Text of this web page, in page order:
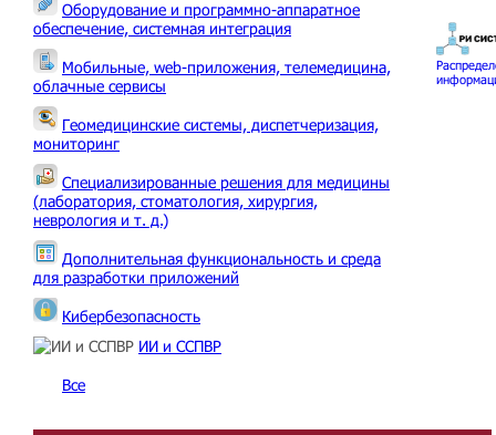
Оборудование и программно-аппаратное
обеспечение, системная интеграция
Мобильные, web-приложения, телемедицина,
облачные сервисы
Геомедицинские системы, диспетчеризация,
мониторинг
Специализированные решения для медицины
(лаборатория, стоматология, хирургия,
неврология и т. д.)
Дополнительная функциональность и среда
для разработки приложений
Кибербезопасность
ИИ и ССПВР
Все